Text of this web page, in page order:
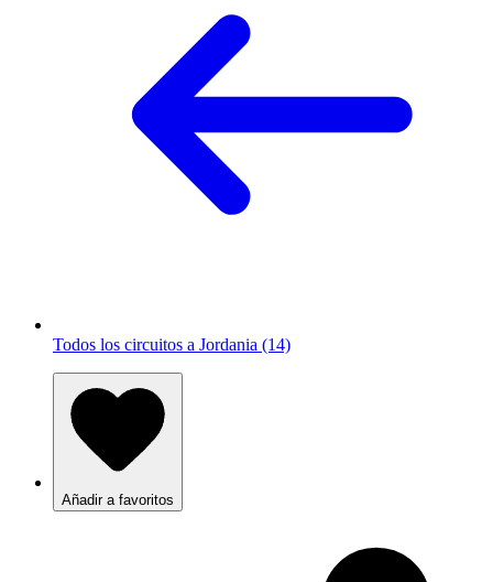
Todos los circuitos a Jordania (14)
Añadir a favoritos